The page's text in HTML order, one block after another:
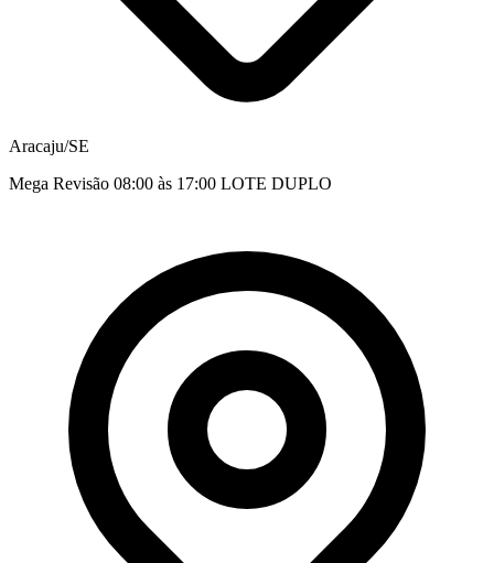
Aracaju/SE
Mega Revisão 08:00 às 17:00 LOTE DUPLO